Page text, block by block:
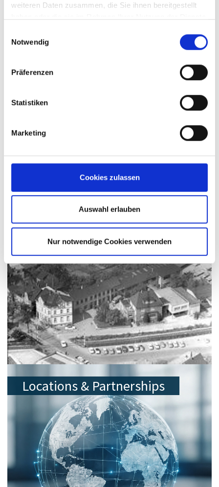
weiteren Daten zusammen, die Sie ihnen bereitgestellt
Notwendig
Präferenzen
Statistiken
Marketing
Cookies zulassen
Auswahl erlauben
Nur notwendige Cookies verwenden
brandgroup
Locations & Partnerships